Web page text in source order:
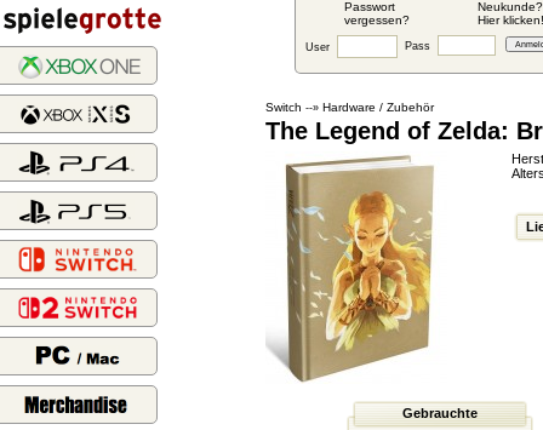
Passwort
vergessen?
Neukunde?
Hier klicken!
User Pass
Switch --» Hardware / Zubehör
The Legend of Zelda:
Gebrauchte